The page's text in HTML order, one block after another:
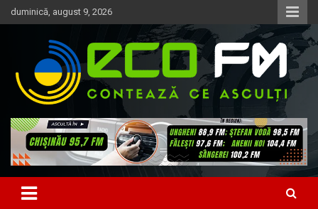
Skip
to
duminică, august 9, 2026
EcoFM